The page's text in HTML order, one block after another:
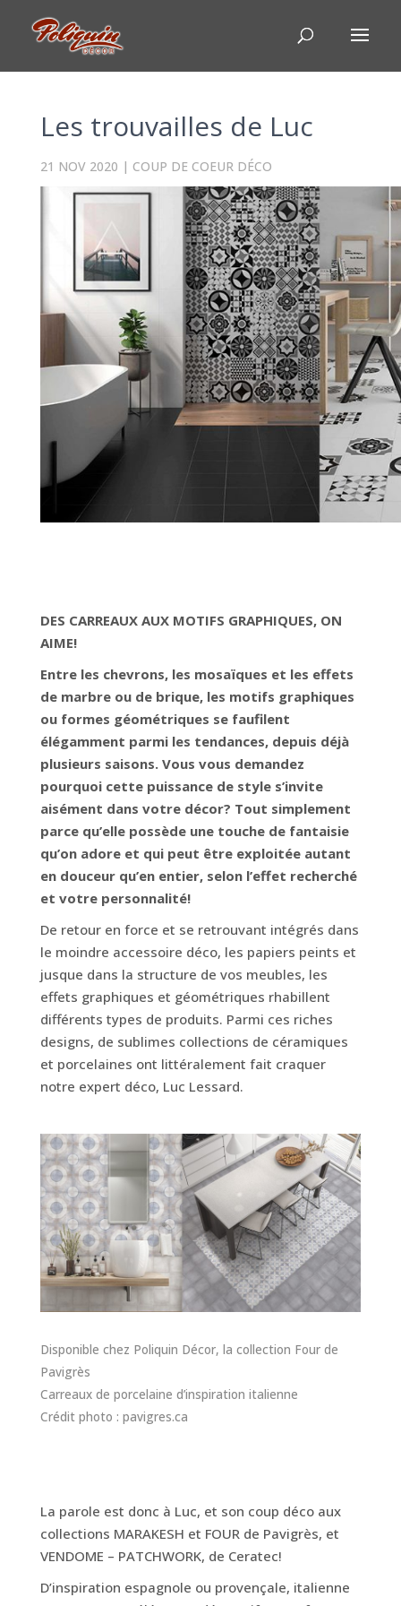
Les trouvailles de Luc
21 NOV 2020 | COUP DE COEUR DÉCO
DES CARREAUX AUX MOTIFS GRAPHIQUES, ON
AIME!
Entre les chevrons, les mosaïques et les effets
de marbre ou de brique, les motifs graphiques
ou formes géométriques se faufilent
élégamment parmi les tendances, depuis déjà
plusieurs saisons. Vous vous demandez
pourquoi cette puissance de style s’invite
aisément dans votre décor? Tout simplement
parce qu’elle possède une touche de fantaisie
qu’on adore et qui peut être exploitée autant
en douceur qu’en entier, selon l’effet recherché
et votre personnalité!
De retour en force et se retrouvant intégrés dans
le moindre accessoire déco, les papiers peints et
jusque dans la structure de vos meubles, les
effets graphiques et géométriques rhabillent
différents types de produits. Parmi ces riches
designs, de sublimes collections de céramiques
et porcelaines ont littéralement fait craquer
notre expert déco, Luc Lessard.
Disponible chez Poliquin Décor, la collection Four de
Pavigrès
Carreaux de porcelaine d’inspiration italienne
Crédit photo : pavigres.ca
La parole est donc à Luc, et son coup déco aux
collections MARAKESH et FOUR de Pavigrès, et
VENDOME – PATCHWORK, de Ceratec!
D’inspiration espagnole ou provençale, italienne